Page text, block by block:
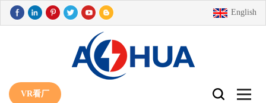
English
VR看厂